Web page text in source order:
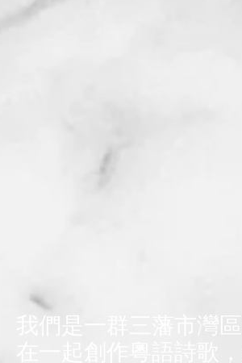
我們是一群三藩市灣
在一起創作粵語詩歌